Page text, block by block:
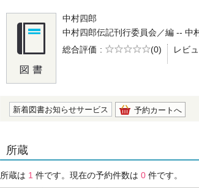
中村四郎
中村四郎伝記刊行委員会／編 -- 中
総合評価
5段階評価
(0) レビ
新着図書お知らせサービス 予約カートへ
所蔵
所蔵は 1 件です。現在の予約件数は 0 件です。